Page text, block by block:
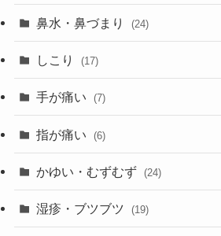
鼻水・鼻づまり (24)
しこり (17)
手が痛い (7)
指が痛い (6)
かゆい・むずむず (24)
湿疹・ブツブツ (19)